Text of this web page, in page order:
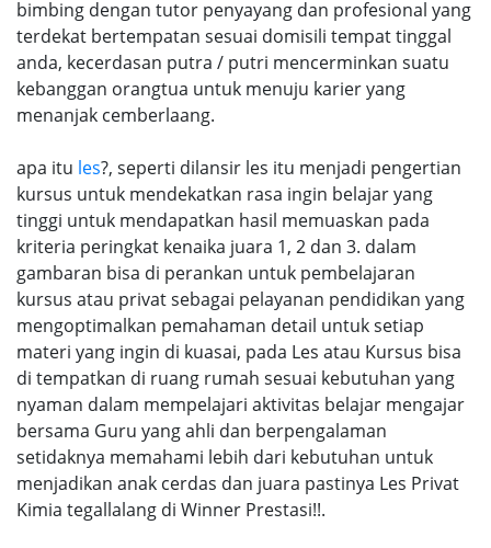
bimbing dengan tutor penyayang dan profesional yang
terdekat bertempatan sesuai domisili tempat tinggal
anda, kecerdasan putra / putri mencerminkan suatu
kebanggan orangtua untuk menuju karier yang
menanjak cemberlaang.
apa itu les?, seperti dilansir les itu menjadi pengertian
kursus untuk mendekatkan rasa ingin belajar yang
tinggi untuk mendapatkan hasil memuaskan pada
kriteria peringkat kenaika juara 1, 2 dan 3. dalam
gambaran bisa di perankan untuk pembelajaran
kursus atau privat sebagai pelayanan pendidikan yang
mengoptimalkan pemahaman detail untuk setiap
materi yang ingin di kuasai, pada Les atau Kursus bisa
di tempatkan di ruang rumah sesuai kebutuhan yang
nyaman dalam mempelajari aktivitas belajar mengajar
bersama Guru yang ahli dan berpengalaman
setidaknya memahami lebih dari kebutuhan untuk
menjadikan anak cerdas dan juara pastinya Les Privat
Kimia tegallalang di Winner Prestasi!!.